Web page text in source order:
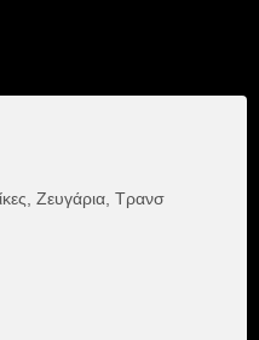
Zευγάρια, Τρανσ